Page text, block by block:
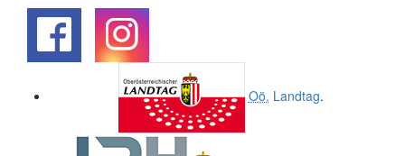
Oö. Landtag.